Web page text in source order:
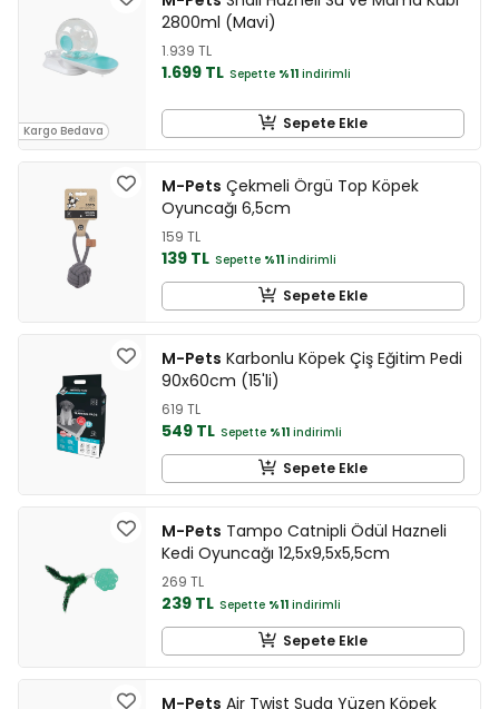
Kargo Bedava
2800ml (Mavi)
1.939 TL
1.699 TL Sepette %11 indirimli
Sepete Ekle
M-Pets Çekmeli Örgü Top Köpek
Oyuncağı 6,5cm
159 TL
139 TL Sepette %11 indirimli
Sepete Ekle
M-Pets Karbonlu Köpek Çiş Eğitim Pedi
90x60cm (15'li)
619 TL
549 TL Sepette %11 indirimli
Sepete Ekle
M-Pets Tampo Catnipli Ödül Hazneli
Kedi Oyuncağı 12,5x9,5x5,5cm
269 TL
239 TL Sepette %11 indirimli
Sepete Ekle
M-Pets Air Twist Suda Yüzen Köpek